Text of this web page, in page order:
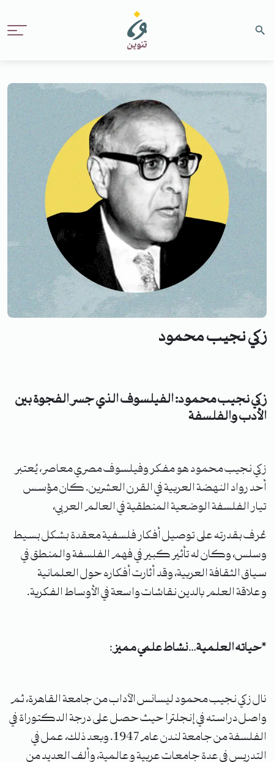
زكي نجيب محمود
زكي نجيب محمود: الفيلسوف الذي جسر الفجوة بين
الأدب والفلسفة
زكي نجيب محمود هو مفكر وفيلسوف مصري معاصر، يُعتبر
أحد رواد النهضة العربية في القرن العشرين. كان مؤسس
تيار الفلسفة الوضعية المنطقية في العالم العربي،
عُرف بقدرته على توصيل أفكار فلسفية معقدة بشكل بسيط
وسلس، وكان له تأثير كبير في فهم الفلسفة والمنطق في
سياق الثقافة العربية، وقد أثارت أفكاره حول العلمانية
وعلاقة العلم بالدين نقاشات واسعة في الأوساط الفكرية.
*حياته العلمية…نشاط علمي مميز:
نال زكي نجيب محمود ليسانس الآداب من جامعة القاهرة، ثم
واصل دراسته في إنجلترا حيث حصل على درجة الدكتوراة في
الفلسفة من جامعة لندن عام 1947. وبعد ذلك، عمل في
التدريس في عدة جامعات عربية وعالمية، وألف العديد من